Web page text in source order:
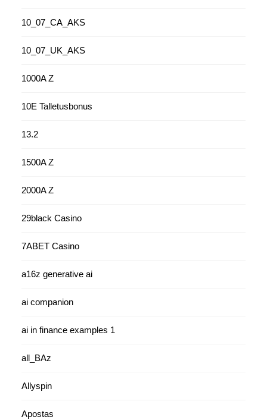
10_07_CA_AKS
10_07_UK_AKS
1000A Z
10E Talletusbonus
13.2
1500A Z
2000A Z
29black Casino
7ABET Casino
a16z generative ai
ai companion
ai in finance examples 1
all_BAz
Allyspin
Apostas